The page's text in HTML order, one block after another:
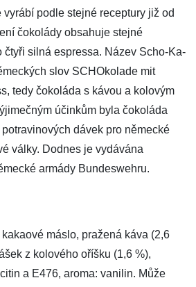
podle stejné receptury již od
čokolády obsahuje stejné
čtyři silná espressa. Název Scho-Ka-
slov SCHOkolade mit
tedy čokoláda s kávou a kolovým
účinkům byla čokoláda
dávek pro německé
války. Dodnes je vydávána
armády Bundeswehru.
máslo, pražená káva (2,6
z kolového oříšku (1,6 %),
a E476, aroma: vanilin. Může